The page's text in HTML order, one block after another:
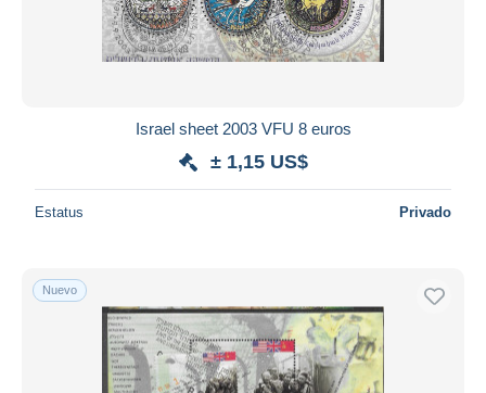
Israel sheet 2003 VFU 8 euros
± 1,15 US$
Estatus Privado
Nuevo